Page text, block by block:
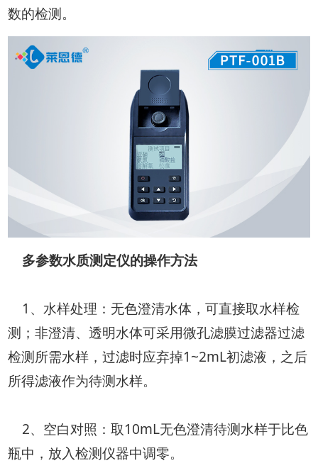
数的检测。
多参数水质测定仪的操作方法
1、水样处理：无色澄清水体，可直接取水样检
测；非澄清、透明水体可采用微孔滤膜过滤器过滤
检测所需水样，过滤时应弃掉1~2mL初滤液，之后
所得滤液作为待测水样。
2、空白对照：取10mL无色澄清待测水样于比色
瓶中，放入检测仪器中调零。